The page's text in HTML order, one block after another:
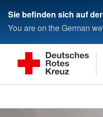
Sie befinden sich auf
You are on the German